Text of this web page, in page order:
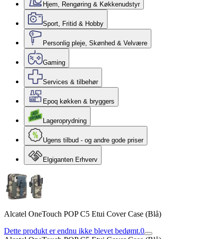
Hjem, Rengøring & Køkkenudstyr
Sport, Fritid & Hobby
Personlig pleje, Skønhed & Velvære
Gaming
Services & tilbehør
Epoq køkken & bryggers
Lageroprydning
Ugens tilbud - og andre gode priser
Elgiganten Erhverv
Alcatel OneTouch POP C5 Etui Cover Case (Blå)
Dette produkt er endnu ikke blevet bedømt.0